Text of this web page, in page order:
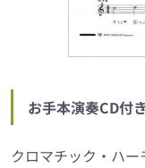
お手本演奏CD付
クロマチック・ハ